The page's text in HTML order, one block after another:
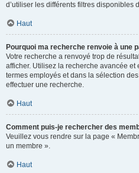
d’utiliser les différents filtres disponibles
Haut
Pourquoi ma recherche renvoie à une
Votre recherche a renvoyé trop de
afficher. Utilisez la recherche avancée et
termes employés et dans la sélection
effectuer une recherche.
Haut
Comment puis-je rechercher des
Veuillez vous rendre sur la page «
un membre ».
Haut